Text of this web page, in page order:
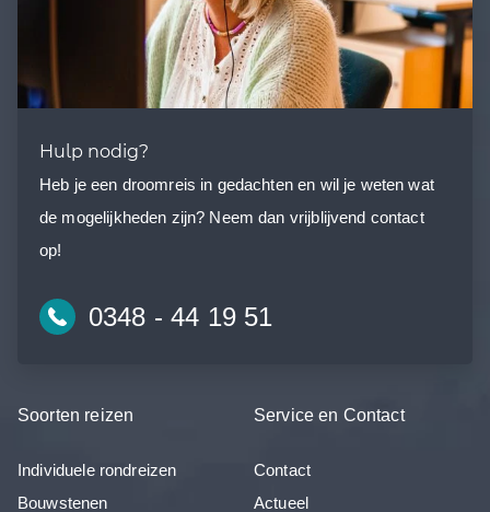
Hulp nodig?
Heb je een droomreis in gedachten en wil je weten wat
de mogelijkheden zijn? Neem dan vrijblijvend contact
op!
0348 - 44 19 51
Soorten reizen
Individuele rondreizen
Bouwstenen
Service en Contact
Contact
Actueel